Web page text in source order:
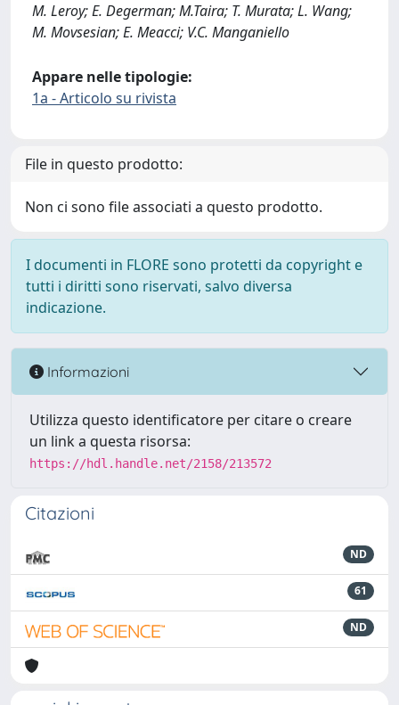
M. Leroy; E. Degerman; M.Taira; T. Murata; L. Wang;
M. Movsesian; E. Meacci; V.C. Manganiello
Appare nelle tipologie:
1a - Articolo su rivista
File in questo prodotto:
Non ci sono file associati a questo prodotto.
I documenti in FLORE sono protetti da copyright e
tutti i diritti sono riservati, salvo diversa
indicazione.
Informazioni
Utilizza questo identificatore per citare o creare
un link a questa risorsa:
https://hdl.handle.net/2158/213572
Citazioni
ND
61
ND